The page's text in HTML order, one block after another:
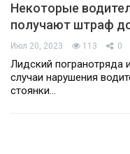
Некоторые
получают штраф
Июл 20, 2023 113 0
Лидский погранотряда
случаи нарушения
стоянки…